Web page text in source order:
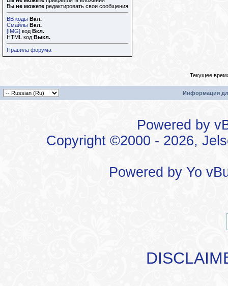
Вы не можете редактировать свои сообщения
BB коды Вкл.
Смайлы Вкл.
[IMG] код Вкл.
HTML код Выкл.
Правила форума
Текущее
Информация
Powered by
Copyright ©2000 - 2026,
Powered by Yo